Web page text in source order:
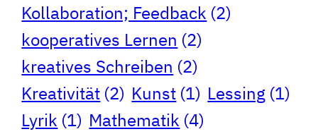
Kollaboration; Feedback (2)
kooperatives Lernen (2)
kreatives Schreiben (2)
Kreativität (2) Kunst (1) Lessing (1)
Lyrik (1) Mathematik (4)